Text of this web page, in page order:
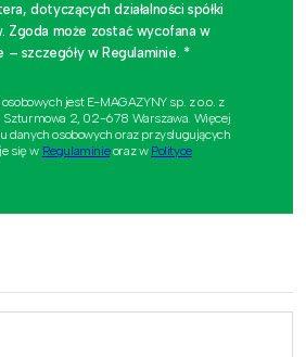
dotyczących działalności spółki
Zgoda może zostać wycofana w
– szczegóły w Regulaminie. *
jest E-MAGAZYNY sp. z o.o. z
Szturmowa 2, 02-678 Warszawa. Więcej
danych osobowych oraz przysługujących
się w Regulaminieoraz w Polityce